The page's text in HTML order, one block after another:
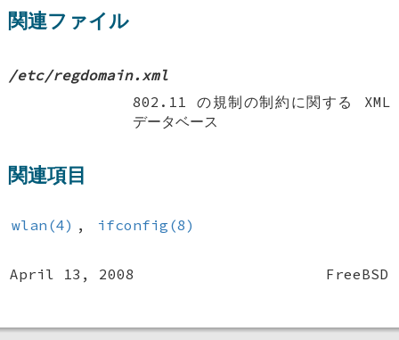
関連ファイル
/etc/regdomain.xml
802.11 の規制の制約に関する XML
データベース
関連項目
wlan(4) , ifconfig(8)
April 13, 2008 FreeBSD